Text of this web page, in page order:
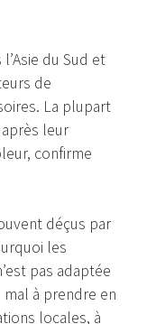
du Sud et
de
La plupart
leur
confirme
déçus par
les
pas adaptée
à prendre en
locales, à